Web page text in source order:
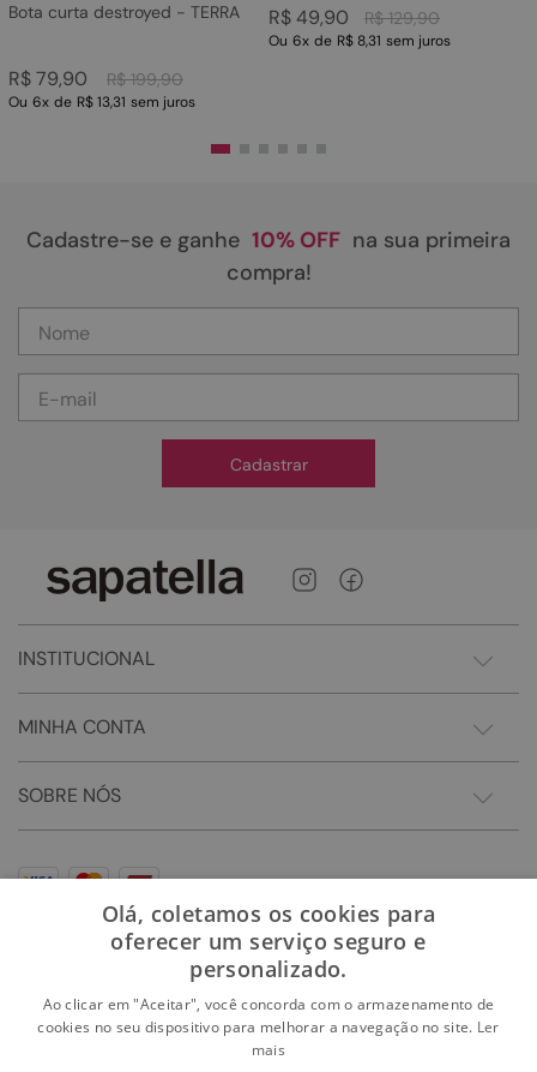
Bota curta destroyed - TERRA
R$ 199,90
R$79,90
Ou 6x de R$ 13,31 sem juros
R$ 129,90
R$49,90
Ou 6x de R$ 8,31 sem juros
Cadastre-se e ganhe 10% OFF na sua primeira
compra!
Cadastrar
INSTITUCIONAL
MINHA CONTA
SOBRE NÓS
Olá, coletamos os cookies para
oferecer um serviço seguro e
personalizado.
Ao clicar em "Aceitar", você concorda com o armazenamento de
cookies no seu dispositivo para melhorar a navegação no site. Ler
mais